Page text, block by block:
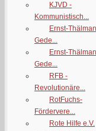
KJVD -
Kommunistisch...
Ernst-
Gede...
Ernst-
Gede...
RFB -
Revolutionäre...
RotFuchs-
Fördervere...
Rote Hilfe e.V.